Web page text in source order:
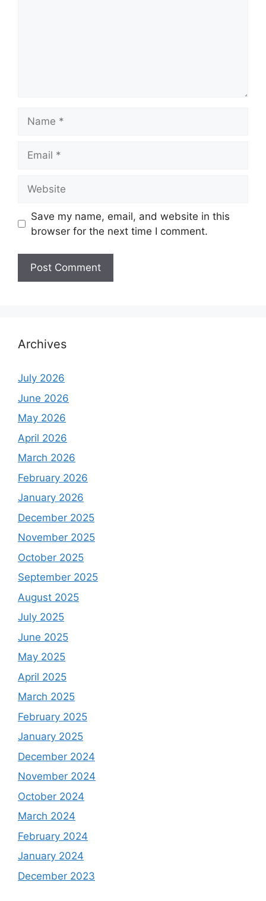
Save my name, email, and website in this
browser for the next time I comment.
Archives
July 2026
June 2026
May 2026
April 2026
March 2026
February 2026
January 2026
December 2025
November 2025
October 2025
September 2025
August 2025
July 2025
June 2025
May 2025
April 2025
March 2025
February 2025
January 2025
December 2024
November 2024
October 2024
March 2024
February 2024
January 2024
December 2023